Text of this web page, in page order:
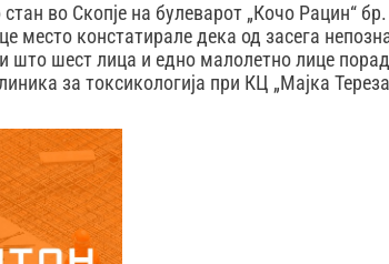
во Скопје на булеварот „Кочо Рацин“
место констатирале дека од засега
што шест лица и едно малолетно лице
за токсикологија при КЦ „Мајка